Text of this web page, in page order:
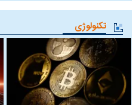
تکنولوژی